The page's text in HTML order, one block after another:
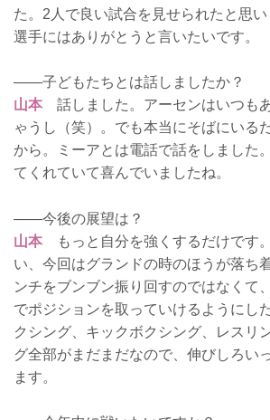
た。2人で良い試合を見せられたと思
選手にはありがとうと言いたいです。
――子どもたちとは話しましたか？
山本 話しました。アーセンはいつも
ゃうし（笑）。でも本当にそばにいる
から。ミーアとは電話で話をしました
てくれていて喜んでいましたね。
――今後の展望は？
山本 もっと自分を強くするだけです
い、今回はグランドの時のほうが落ち
ンチをブンブン振り回すのではなくて
でポジションを取っていけるようにし
クシング、キックボクシング、レスリ
グ全部がまだまだなので、伸びしろい
ます。